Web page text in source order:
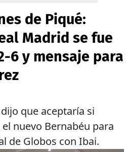
de Piqué:
Madrid se fue
6 y mensaje para
que aceptaría si
nuevo Bernabéu para
de Globos con Ibai.